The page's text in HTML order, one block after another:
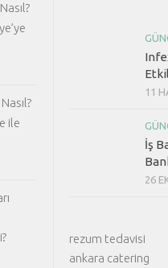
11
İş
26
rezum tedavisi
ankara catering
ile